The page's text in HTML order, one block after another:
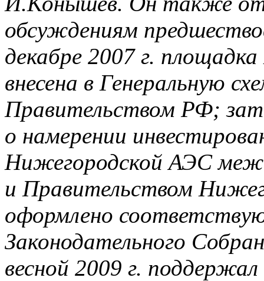
обсуждениям
декабре 2007 г.
внесена в Генеральную
Правительством РФ;
о намерении
Нижегородской АЭС
и Правительством
оформлено
Законодательного
весной 2009 г.